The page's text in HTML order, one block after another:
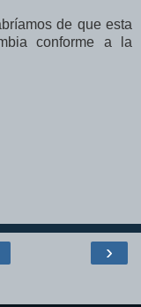
de que esta
conforme a la
›